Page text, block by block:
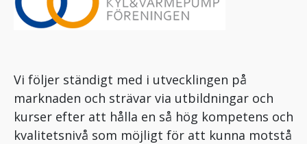
Vi följer ständigt med i utvecklingen på
marknaden och strävar via utbildningar och
kurser efter att hålla en så hög kompetens och
kvalitetsnivå som möjligt för att kunna motstå